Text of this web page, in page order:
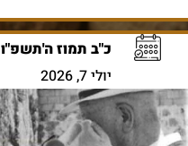
כ"ב תמוז ה'תשפ"ו
יולי 7, 2026